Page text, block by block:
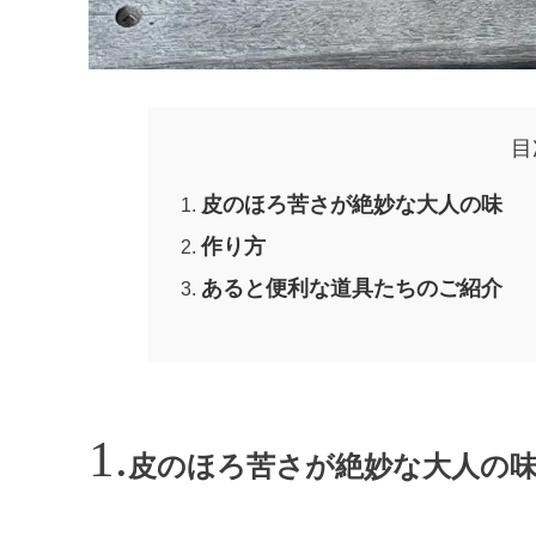
皮のほろ苦さが絶妙な大人の味
作り方
あると便利な道具たちのご紹介
皮のほろ苦さが絶妙な大人の